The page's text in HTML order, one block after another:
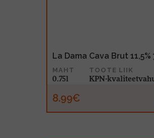
La Dama Cava Brut 11,5%
MAHT
0.75l
TOOTE LIIK
KPN-
8.99€